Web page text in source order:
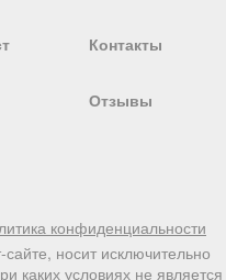
Контакты
Отзывы
конфиденциальности
носит исключительно
каких условиях не